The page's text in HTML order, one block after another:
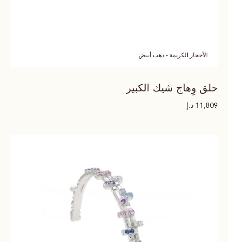
الأحجار الكريمة - ذهب أبيض
حلق وِهاج شيك الكبير
11,809 د.إ